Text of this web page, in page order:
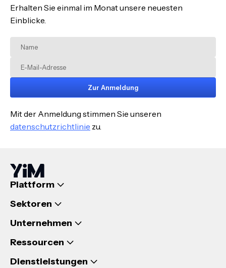
Erhalten Sie einmal im Monat unsere neuesten
Einblicke.
Zur Anmeldung
Mit der Anmeldung stimmen Sie unseren
datenschutzrichtlinie zu.
Plattform
Sektoren
Unternehmen
Ressourcen
Dienstleistungen